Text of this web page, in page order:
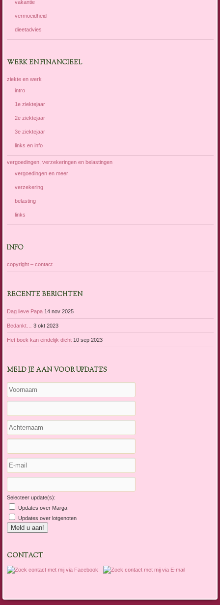
vakantie
vermoeidheid
dieetadvies
WERK EN FINANCIEEL
ziekte en werk
intro
1e ziektejaar
2e ziektejaar
3e ziektejaar
links en info
vergoedingen, verzekeringen en belastingen
vergoedingen en meer
verzekering
belasting
links
INFO
copyright – contact
RECENTE BERICHTEN
Dag lieve Papa 14 nov 2025
Bedankt… 3 okt 2023
Het boek kan eindelijk dicht 10 sep 2023
MELD JE AAN VOOR UPDATES
Selecteer update(s):
Updates over Marga
Updates over lotgenoten
CONTACT